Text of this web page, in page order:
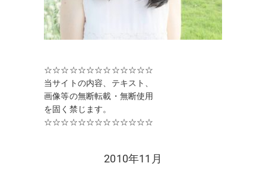
☆☆☆☆☆☆☆☆☆☆☆☆☆
当サイトの内容、テキスト、
画像等の無断転載・無断使用
を固く禁じます。
☆☆☆☆☆☆☆☆☆☆☆☆☆
2010年11月